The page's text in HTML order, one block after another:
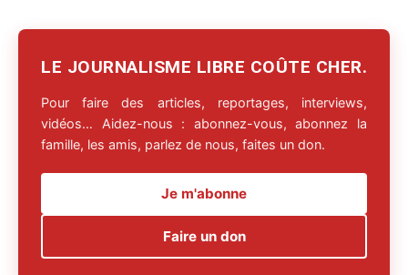
LE JOURNALISME LIBRE COÛTE CHER.
Pour faire des articles, reportages, interviews,
vidéos… Aidez-nous : abonnez-vous, abonnez la
famille, les amis, parlez de nous, faites un don.
Je m'abonne
Faire un don